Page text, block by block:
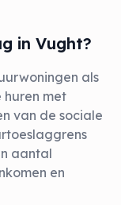
in Vught?
als
huren met
van de sociale
aantal
en